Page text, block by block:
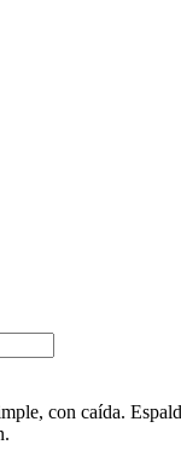
con caída.